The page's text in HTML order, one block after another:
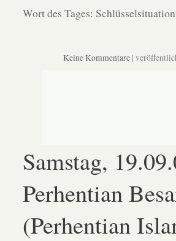
Wort des Tages: Schlüsselsituation
Keine Kommentare |
Samstag,
Perhentian
(Perhentian